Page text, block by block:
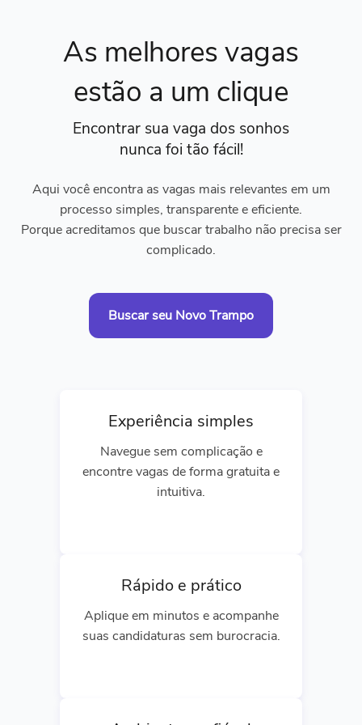
As melhores vagas
estão a um clique
Encontrar sua vaga dos sonhos
nunca foi tão fácil!
Aqui você encontra as vagas mais relevantes em um
processo simples, transparente e eficiente.
Porque acreditamos que buscar trabalho não precisa ser
complicado.
Buscar seu Novo Trampo
Experiência simples
Navegue sem complicação e
encontre vagas de forma gratuita e
intuitiva.
Rápido e prático
Aplique em minutos e acompanhe
suas candidaturas sem burocracia.